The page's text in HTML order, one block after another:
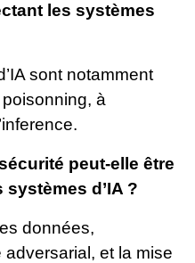
les systèmes
sont notamment
à
peut-elle être
d’IA ?
données,
adversarial, et la mise